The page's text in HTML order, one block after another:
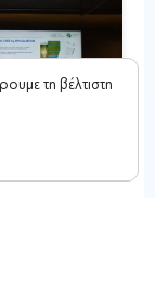
τη βέλτιστη